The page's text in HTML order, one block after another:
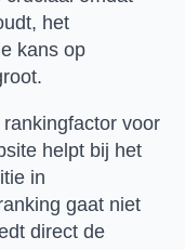
het
kans op
voor
helpt bij het
in
gaat niet
direct de